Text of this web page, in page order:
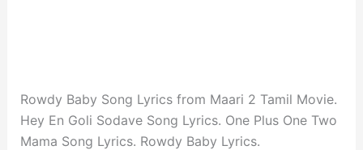
Rowdy Baby Song Lyrics from Maari 2 Tamil Movie.
Hey En Goli Sodave Song Lyrics. One Plus One Two
Mama Song Lyrics. Rowdy Baby Lyrics.